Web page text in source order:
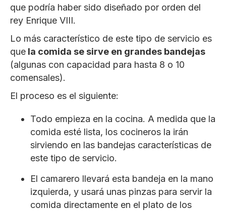
que podría haber sido diseñado por orden del
rey Enrique VIII.
Lo más característico de este tipo de servicio es
que la comida se sirve en grandes bandejas
(algunas con capacidad para hasta 8 o 10
comensales).
El proceso es el siguiente:
Todo empieza en la cocina. A medida que la
comida esté lista, los cocineros la irán
sirviendo en las bandejas características de
este tipo de servicio.
El camarero llevará esta bandeja en la mano
izquierda, y usará unas pinzas para servir la
comida directamente en el plato de los